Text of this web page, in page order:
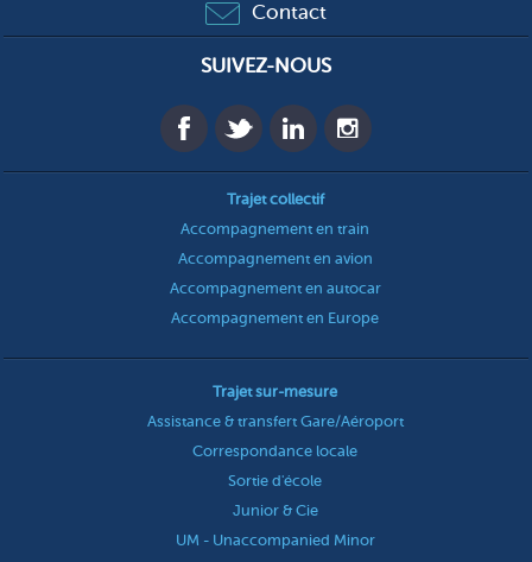
Contact
SUIVEZ-NOUS
Trajet collectif
Accompagnement en train
Accompagnement en avion
Accompagnement en autocar
Accompagnement en Europe
Trajet sur-mesure
Assistance & transfert Gare/Aéroport
Correspondance locale
Sortie d'école
Junior & Cie
UM - Unaccompanied Minor